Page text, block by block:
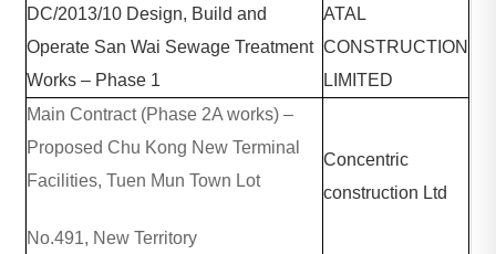
DC/2013/10 Design, Build and
Operate San Wai Sewage Treatment
Works – Phase 1
ATAL
CONSTRUCTION
LIMITED
Main Contract (Phase 2A works) –
Proposed Chu Kong New Terminal
Facilities, Tuen Mun Town Lot
No.491, New Territory
Concentric
construction Ltd